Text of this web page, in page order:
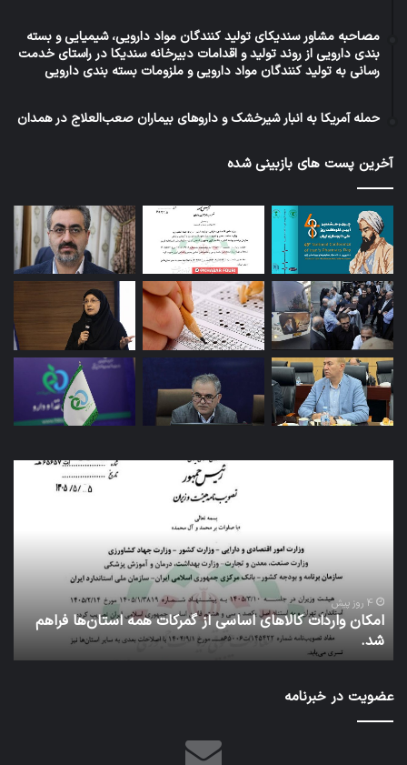
مصاحبه مشاور سندیکای تولید کنندگان مواد دارویی، شیمیایی و بسته
بندی دارویی از روند تولید و اقدامات دبیرخانه سندیکا در راستای خدمت
رسانی به تولید کنندگان مواد دارویی و ملزومات بسته بندی دارویی
حمله آمریکا به انبار شیرخشک و داروهای بیماران صعب‌العلاج در همدان
آخرین پست های بازبینی شده
کالاهای اساسی از گمرکات همه استان‌ها فراهم
کاروان
اربعین
با
بدرقه
رئیس
سازمان
عازم
کاروان
عضویت در خبرنامه